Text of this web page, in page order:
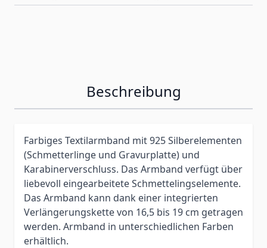
Beschreibung
Farbiges Textilarmband mit 925 Silberelementen
(Schmetterlinge und Gravurplatte) und
Karabinerverschluss. Das Armband verfügt über
liebevoll eingearbeitete Schmettelingselemente.
Das Armband kann dank einer integrierten
Verlängerungskette von 16,5 bis 19 cm getragen
werden. Armband in unterschiedlichen Farben
erhältlich.